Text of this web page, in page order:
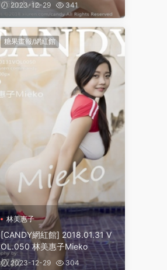
2023-12-29 341
糖果畫報/網紅館
林美惠子
[CANDY網紅館] 2018.01.31 V
OL.050 林美惠子Mieko
2023-12-29 304